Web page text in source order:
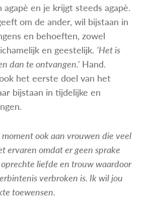
agapè en je krijgt steeds agapè.
om de ander, wil bijstaan in
en behoeften, zowel
en geestelijk. ‘Het is
dan te ontvangen.’ Hand.
het eerste doel van het
bijstaan in tijdelijke en
ook aan vrouwen die veel
ervaren omdat er geen sprake
liefde en trouw waardoor
verbroken is. Ik wil jou
toewensen.